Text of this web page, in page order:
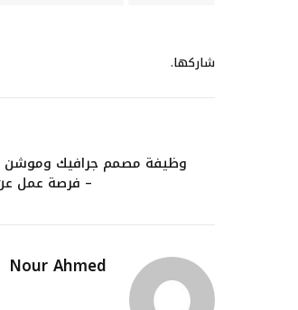
شاركها.
وظيفة مصمم جرافيك وموشن
– فرصة عمل
Nour Ahmed